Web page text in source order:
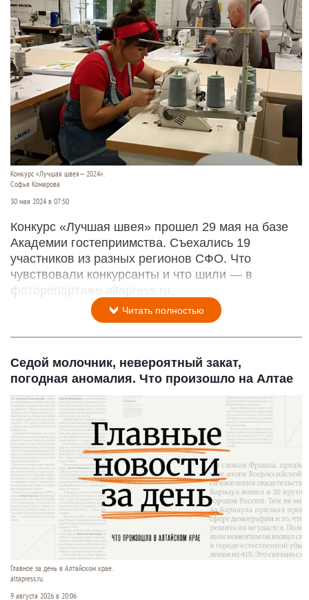
Конкурс «Лучшая швея— 2024».
Софья Комарова
30 мая 2024 в 07:50
Конкурс «Лучшая швея» прошел 29 мая на базе
Академии гостеприимства. Съехались 19
участников из разных регионов СФО. Что
чувствовали конкурсанты и что шили — в
фоторепортаже altapress.ru.
Читать полностью
Седой молочник, невероятный закат,
погодная аномалия. Что произошло на Алтае
Главное за день в Алтайском крае.
altapress.ru.
9 августа 2026 в 20:06